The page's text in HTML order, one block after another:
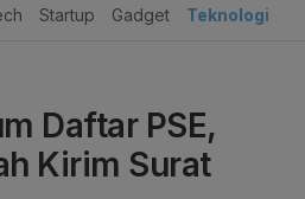
Startup Gadget Teknologi
Daftar PSE,
Kirim Surat